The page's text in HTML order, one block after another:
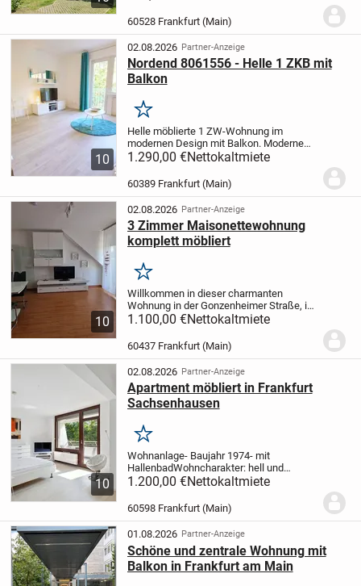
Der helle Wohn- und Schlafbereich...
60528 Frankfurt (Main)
10
02.08.2026 Partner-Anzeige
Nordend 8061556 - Helle 1 ZKB mit
Balkon
Merken
Helle möblierte 1 ZW-Wohnung im
modernen Design mit Balkon. Moderne
Architektur mit großen Fensterflächen für
integrierter Schlaf-/Wohnbereich mit
1.290,00 €Nettokaltmiete
60389 Frankfurt (Main)
10
02.08.2026 Partner-Anzeige
3 Zimmer Maisonettewohnung
komplett möbliert
Merken
Willkommen in dieser charmanten
Wohnung in der Gonzenheimer Straße, im
begehrten Stadtteil Bonames, Frankfurt
Wohnung erstreckt sich über eine
großzügige Fläche von...
1.100,00 €Nettokaltmiete
60437 Frankfurt (Main)
10
02.08.2026 Partner-Anzeige
Apartment möbliert in Frankfurt
Sachsenhausen
Merken
Wohnanlage- Baujahr 1974- mit
HallenbadWohncharakter: hell und
komfortabel
1.200,00 €Nettokaltmiete
60598 Frankfurt (Main)
01.08.2026 Partner-Anzeige
Schöne und zentrale Wohnung mit
Balkon in Frankfurt am Main